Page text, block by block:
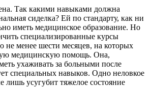
Так какими навыками должна
сиделка? Ей по стандарту, как ни
иметь медицинское образование. Но
специализированные курсы
не менее шести месяцев, на которых
медицинскую помощь. Она,
ухаживать за больными после
специальных навыков. Одно неловкое
лишь усугубит тяжелое состояние